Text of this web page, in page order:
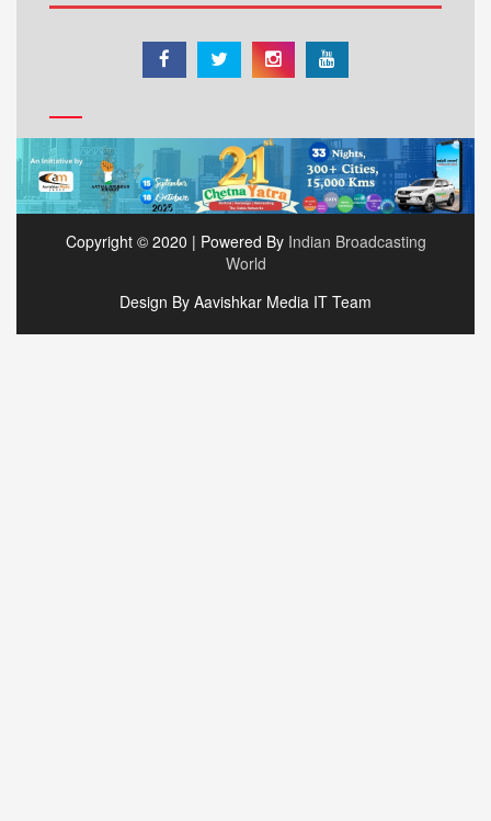
Copyright © 2020 | Powered By Indian Broadcasting
World
Design By Aavishkar Media IT Team